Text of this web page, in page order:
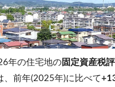
年の住宅地の 固定資産税
、前年(2025年)に比べて